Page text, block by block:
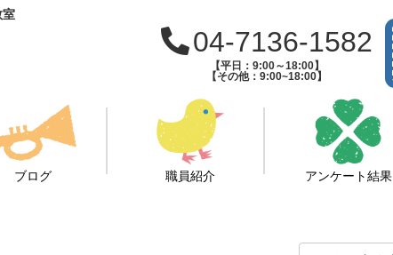
04-7136-1582
【平日：9:00～18:00】
【その他：9:00~18:00】
ブログ 職員紹介 アンケート結果